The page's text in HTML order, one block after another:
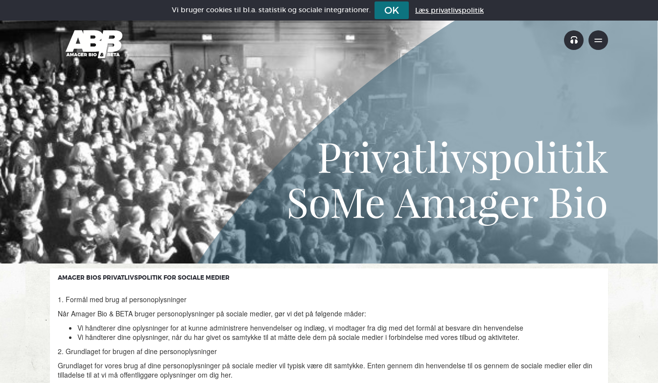
Vi bruger cookies til bl.a. statistik og sociale integrationer. OK Læs privatlivspolitik
Privatlivspolitik
SoMe Amager Bio
AMAGER BIOS PRIVATLIVSPOLITIK FOR SOCIALE MEDIER
1. Formål med brug af personoplysninger
Når Amager Bio & BETA bruger personoplysninger på sociale medier, gør vi det på følgende måder:
Vi håndterer dine oplysninger for at kunne administrere henvendelser og indlæg, vi modtager fra dig med det formål at besvare din henvendelse
Vi håndterer dine oplysninger, når du har givet os samtykke til at måtte dele dem på sociale medier i forbindelse med vores tilbud og aktiviteter.
2. Grundlaget for brugen af dine personoplysninger
Grundlaget for vores brug af dine personoplysninger på sociale medier vil typisk være dit samtykke. Enten gennem din henvendelse til os gennem de sociale medier eller din
tilladelse til at vi må offentliggøre oplysninger om dig her.